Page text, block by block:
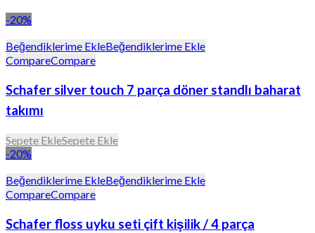
-20%
Beğendiklerime EkleBeğendiklerime Ekle
CompareCompare
Schafer silver touch 7 parça döner standlı baharat
takımı
Sepete EkleSepete Ekle
-20%
Beğendiklerime EkleBeğendiklerime Ekle
CompareCompare
Schafer floss uyku seti çift kişilik / 4 parça